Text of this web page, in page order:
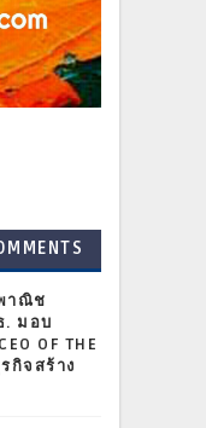
าณิช
. มอบ
OF THE
กิจสร้าง